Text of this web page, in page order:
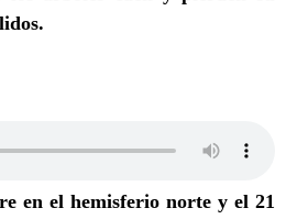
en el hemisferio norte y el 21